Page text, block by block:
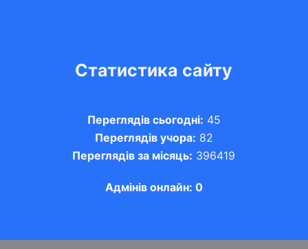
Статистика сайту
Переглядів сьогодні: 45
Переглядів учора: 82
Переглядів за місяць: 396419
Адмінів онлайн: 0